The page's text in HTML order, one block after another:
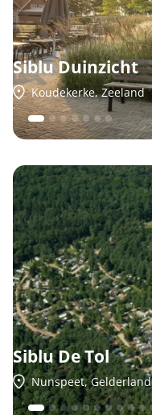
Siblu Duinzicht
Koudekerke, Zeeland
Siblu De Tol
Nunspeet, Gelderland